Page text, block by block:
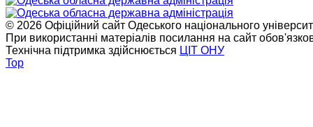
© 2026 Офіційний сайт Одеського національного
При використанні матеріалів посилання на сайт
Технічна підтримка здійснюється ЦІТ ОНУ
Top